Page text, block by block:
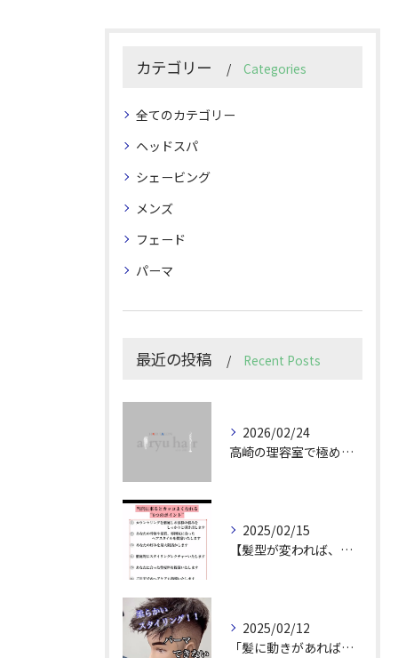
カテゴリー Categories
全てのカテゴリー
ヘッドスパ
シェービング
メンズ
フェード
パーマ
最近の投稿 Recent Posts
2026/02/24
高崎の理容室で極めるメンズカット技術
2025/02/15
【髪型が変われば、人生が変わる。
2025/02/12
「髪に動きがあれば印象は変わる！」